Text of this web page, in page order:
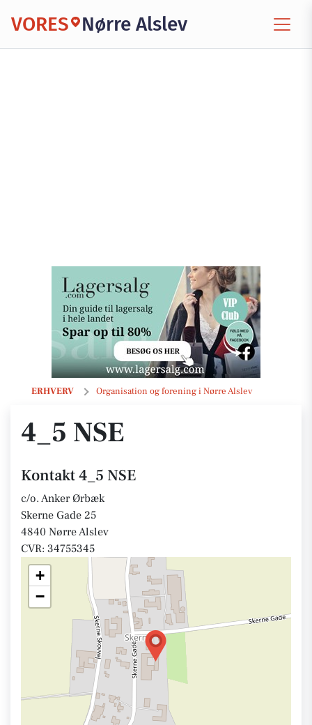
VORES Nørre Alslev
ERHVERV Organisation og forening i Nørre Alslev
4_5 NSE
4_5 NSE
Kontakt 4_5 NSE
c/o. Anker Ørbæk
Skerne Gade 25
4840 Nørre Alslev
CVR: 34755345
+
−